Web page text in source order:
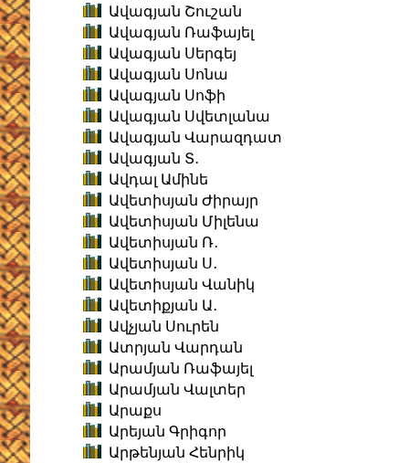
Ավագյան Շուշան
Ավագյան Ռաֆայել
Ավագյան Սերգեյ
Ավագյան Սոնա
Ավագյան Սոֆի
Ավագյան Սվետլանա
Ավագյան Վարազդատ
Ավագյան Տ․
Ավդալ Ամինե
Ավետիսյան Ժիրայր
Ավետիսյան Միլենա
Ավետիսյան Ռ․
Ավետիսյան Ս․
Ավետիսյան Վանիկ
Ավետիքյան Ա․
Ավչյան Սուրեն
Ատրյան Վարդան
Արամյան Ռաֆայել
Արամյան Վալտեր
Արաքս
Արեյան Գրիգոր
Արթենյան Հենրիկ